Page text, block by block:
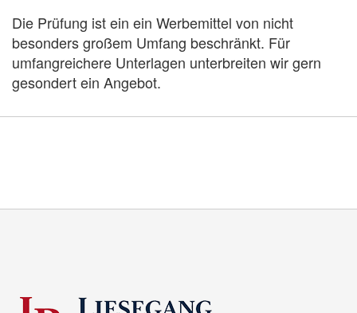
Die Prüfung ist ein ein Werbemittel von nicht
besonders großem Umfang beschränkt. Für
umfangreichere Unterlagen unterbreiten wir gern
gesondert ein Angebot.